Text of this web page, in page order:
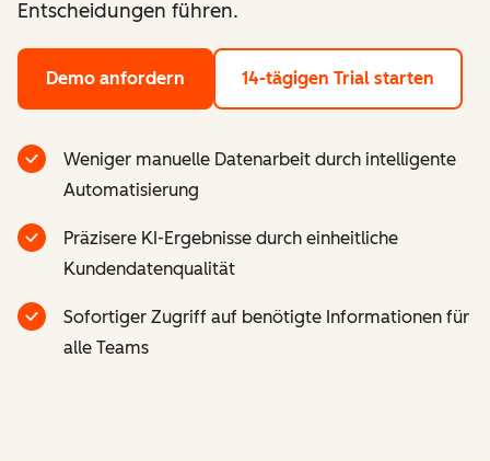
Entscheidungen führen.
Demo anfordern 14-tägigen Trial starten
Weniger manuelle Datenarbeit durch intelligente
Automatisierung
Präzisere KI-Ergebnisse durch einheitliche
Kundendatenqualität
Sofortiger Zugriff auf benötigte Informationen für
alle Teams